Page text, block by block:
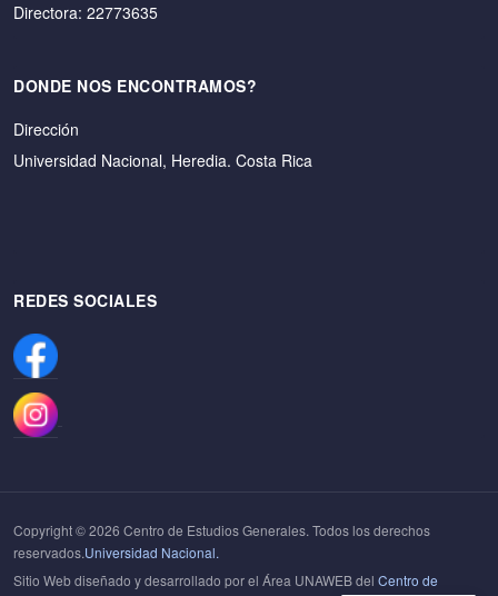
Directora: 22773635
DONDE NOS ENCONTRAMOS?
Dirección
Universidad Nacional, Heredia. Costa Rica
REDES SOCIALES
Copyright © 2026 Centro de Estudios Generales. Todos los derechos
reservados.Universidad Nacional.
Sitio Web diseñado y desarrollado por el Área UNAWEB del Centro de